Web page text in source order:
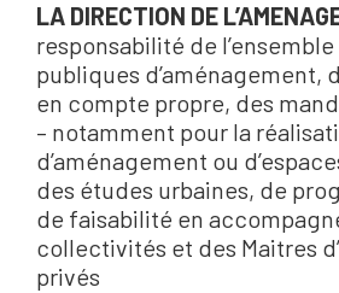
LA DIRECTION DE
responsabilité de
publiques d’aménagement,
en compte propre, des
– notamment pour la
d’aménagement ou
des études urbaines, de
de faisabilité en
collectivités et des Maitres
privés